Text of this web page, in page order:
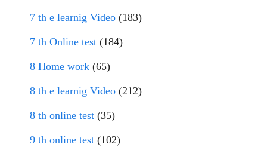
7 th e learnig Video (183)
7 th Online test (184)
8 Home work (65)
8 th e learnig Video (212)
8 th online test (35)
9 th online test (102)